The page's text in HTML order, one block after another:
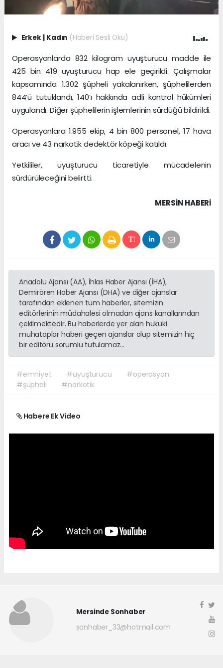
Erkek | Kadın (Haberi Sesli Oku)
Operasyonlarda 832 kilogram uyuşturucu madde ile
425 bin 419 uyuşturucu hap ele geçirildi. Çalışmalar
kapsamında 1.302 şüpheli yakalanırken, şüphelilerden
844’ü tutuklandı, 140’ı hakkında adli kontrol hükümleri
uygulandı. Diğer şüphelilerin işlemlerinin sürdüğü bildirildi.
Operasyonlara 1.955 ekip, 4 bin 800 personel, 17 hava
aracı ve 43 narkotik dedektör köpeği katıldı.
Yetkililer, uyuşturucu ticaretiyle mücadelenin
sürdürüleceğini belirtti.
MERSIN HABERİ
Anadolu Ajansı (AA), İhlas Haber Ajansı (İHA),
Demirören Haber Ajansı (DHA) ve diğer ajanslar
tarafından eklenen tüm haberler, sitemizin
editörlerinin müdahalesi olmadan ajans kanallarından
çekilmektedir. Bu haberlerde yer alan hukuki
muhataplar haberi geçen ajanslar olup sitemizin hiç
bir editörü sorumlu tutulamaz...
#emniyet #uyuşturucu
#operasyon
#şüpheli
#narkotik
Habere Ek Video
Mersinde Sonhaber
sonhaber_33@hotmail.com